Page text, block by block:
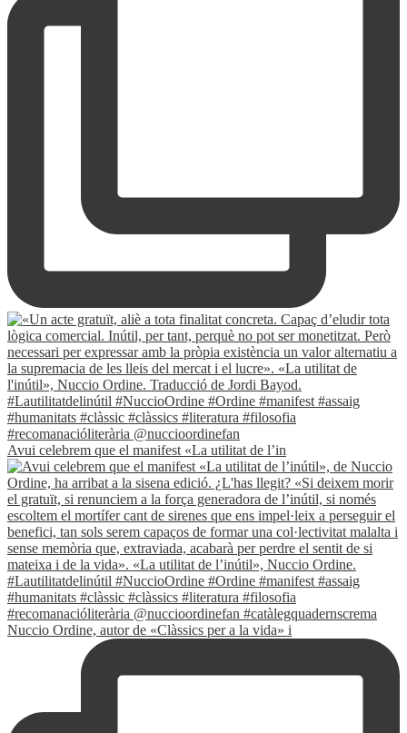
Avui celebrem que el manifest «La utilitat de l’in
Nuccio Ordine, autor de «Clàssics per a la vida» i